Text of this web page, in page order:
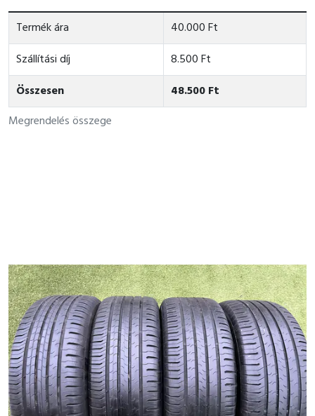
Megrendelés összege
Termék ára
40.000 Ft
Szállítási díj
8.500 Ft
Összesen
48.500 Ft